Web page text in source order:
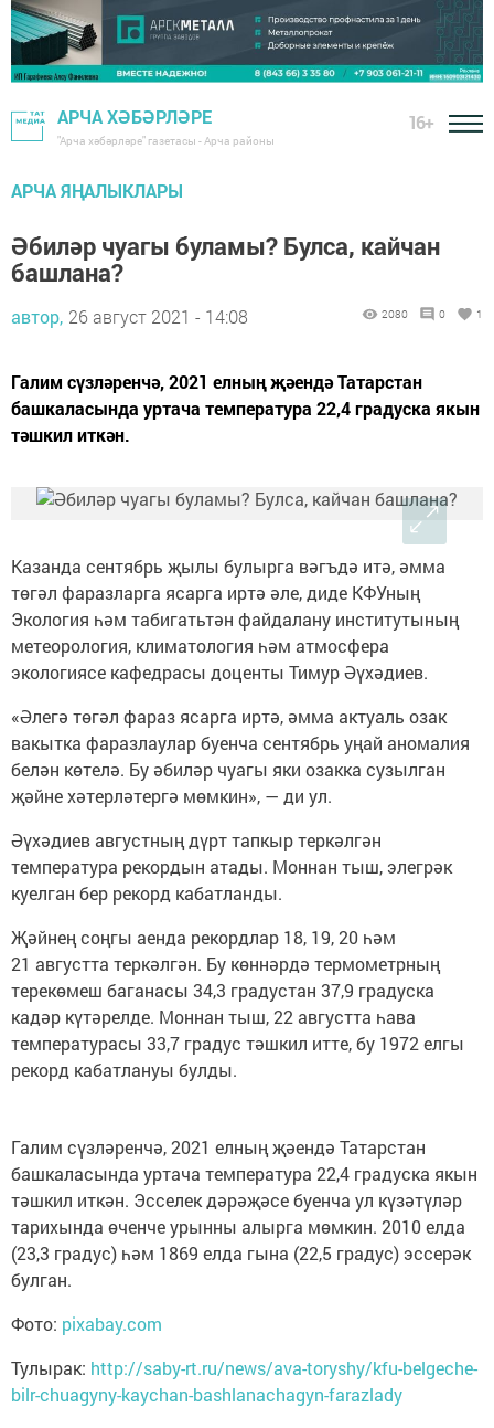
АРЧА ХӘБӘРЛӘРЕ
"Арча хәбәрләре" газетасы - Арча районы
16+
АРЧА ЯҢАЛЫКЛАРЫ
Әбиләр чуагы буламы? Булса, кайчан
башлана?
автор, 26 август 2021 - 14:08 2080 0 1
Галим сүзләренчә, 2021 елның җәендә Татарстан
башкаласында уртача температура 22,4 градуска якын
тәшкил иткән.
Казанда сентябрь җылы булырга вәгъдә итә, әмма
төгәл фаразларга ясарга иртә әле, диде КФУның
Экология һәм табигатьтән файдалану институтының
метеорология, климатология һәм атмосфера
экологиясе кафедрасы доценты Тимур Әүхәдиев.
«Әлегә төгәл фараз ясарга иртә, әмма актуаль озак
вакытка фаразлаулар буенча сентябрь уңай аномалия
белән көтелә. Бу әбиләр чуагы яки озакка сузылган
җәйне хәтерләтергә мөмкин», — ди ул.
Әүхәдиев августның дүрт тапкыр теркәлгән
температура рекордын атады. Моннан тыш, элегрәк
куелган бер рекорд кабатланды.
Җәйнең соңгы аенда рекордлар 18, 19, 20 һәм
21 августта теркәлгән. Бу көннәрдә термометрның
терекөмеш баганасы 34,3 градустан 37,9 градуска
кадәр күтәрелде. Моннан тыш, 22 августта һава
температурасы 33,7 градус тәшкил итте, бу 1972 елгы
рекорд кабатлануы булды.
Галим сүзләренчә, 2021 елның җәендә Татарстан
башкаласында уртача температура 22,4 градуска якын
тәшкил иткән. Эсселек дәрәҗәсе буенча ул күзәтүләр
тарихында өченче урынны алырга мөмкин. 2010 елда
(23,3 градус) һәм 1869 елда гына (22,5 градус) эссерәк
булган.
Фото: pixabay.com
Тулырак: http://saby-rt.ru/news/ava-toryshy/kfu-belgeche-
bilr-chuagyny-kaychan-bashlanachagyn-farazlady